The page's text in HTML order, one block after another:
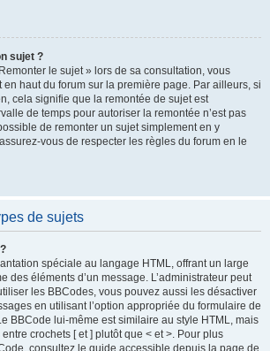
sujet ?
le sujet » lors de sa consultation, vous
haut du forum sur la première page. Par ailleurs, si
cela signifie que la remontée de sujet est
de temps pour autoriser la remontée n’est pas
de remonter un sujet simplement en y
vous de respecter les règles du forum en le
de sujets
spéciale au langage HTML, offrant un large
des éléments d’un message. L’administrateur peut
les BBCodes, vous pouvez aussi les désactiver
en utilisant l’option appropriée du formulaire de
BBCode lui-même est similaire au style HTML, mais
crochets [ et ] plutôt que < et >. Pour plus
consultez le guide accessible depuis la page de